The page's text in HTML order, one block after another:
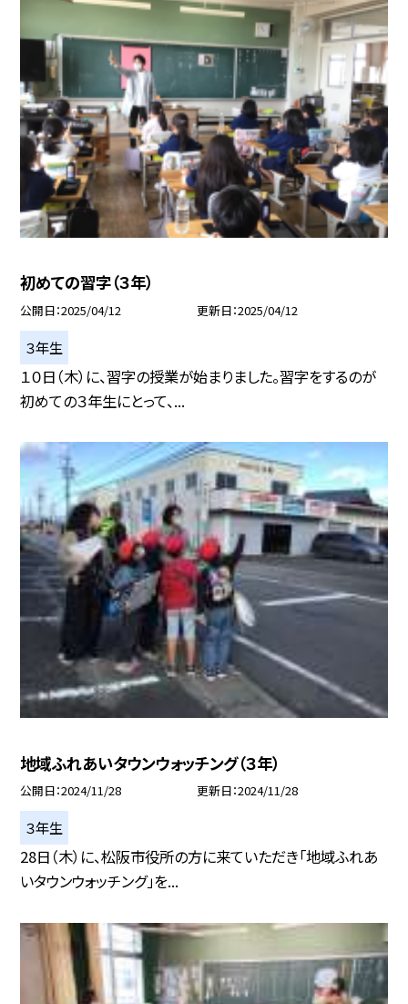
初めての習字（３年）
公開日 2025/04/12 更新日 2025/04/12
３年生
１０日（木）に、習字の授業が始まりました。習字をするのが
初めての３年生にとって、...
地域ふれあいタウンウォッチング（３年）
公開日 2024/11/28 更新日 2024/11/28
３年生
28日（木）に、松阪市役所の方に来ていただき「地域ふれあ
いタウンウォッチング」を...